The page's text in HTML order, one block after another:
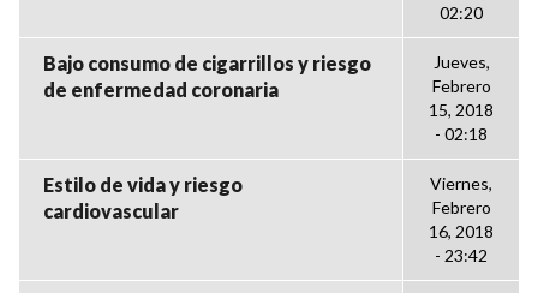
02:20
Bajo consumo de cigarrillos y riesgo
de enfermedad coronaria
Jueves,
Febrero
15, 2018
- 02:18
Estilo de vida y riesgo
cardiovascular
Viernes,
Febrero
16, 2018
- 23:42